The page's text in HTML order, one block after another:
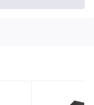
các bộ phận khác)
cách lên đến